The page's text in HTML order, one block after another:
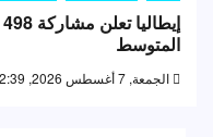
المتوسط
الجمعة, 7 أغسطس 2026, 2:39 م